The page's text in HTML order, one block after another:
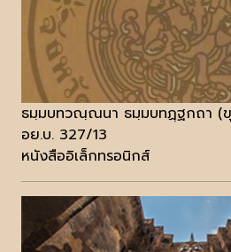
ธมฺมบทวณฺณนา ธมฺมบทฏฺฐกถา (
อย.บ. 327/13
หนังสืออิเล็กทรอนิกส์